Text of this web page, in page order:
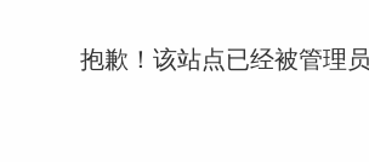
抱歉！该站点已经被管理